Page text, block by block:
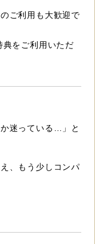
ご利用も大歓迎で
をご利用いただ
迷っている…」と
、もう少しコンパ